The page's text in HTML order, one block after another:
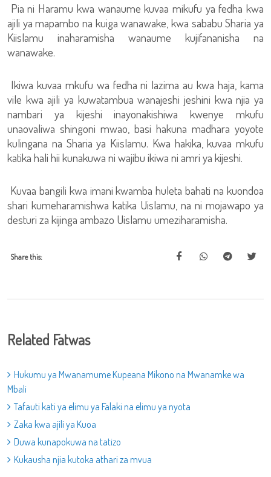
Pia ni Haramu kwa wanaume kuvaa mikufu ya fedha kwa
ajili ya mapambo na kuiga wanawake, kwa sababu Sharia ya
Kiislamu inaharamisha wanaume kujifananisha na
wanawake.
Ikiwa kuvaa mkufu wa fedha ni lazima au kwa haja, kama
vile kwa ajili ya kuwatambua wanajeshi jeshini kwa njia ya
nambari ya kijeshi inayonakishiwa kwenye mkufu
unaovaliwa shingoni mwao, basi hakuna madhara yoyote
kulingana na Sharia ya Kiislamu. Kwa hakika, kuvaa mkufu
katika hali hii kunakuwa ni wajibu ikiwa ni amri ya kijeshi.
Kuvaa bangili kwa imani kwamba huleta bahati na kuondoa
shari kumeharamishwa katika Uislamu, na ni mojawapo ya
desturi za kijinga ambazo Uislamu umeziharamisha.
Share this:
Related Fatwas
Hukumu ya Mwanamume Kupeana Mikono na Mwanamke wa
Mbali
Tafauti kati ya elimu ya Falaki na elimu ya nyota
Zaka kwa ajili ya Kuoa
Duwa kunapokuwa na tatizo
Kukausha njia kutoka athari za mvua